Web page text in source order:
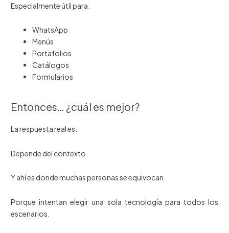
Especialmente útil para:
WhatsApp
Menús
Portafolios
Catálogos
Formularios
Entonces… ¿cuál es mejor?
La respuesta real es:
Depende del contexto.
Y ahí es donde muchas personas se equivocan.
Porque intentan elegir una sola tecnología para todos los
escenarios.